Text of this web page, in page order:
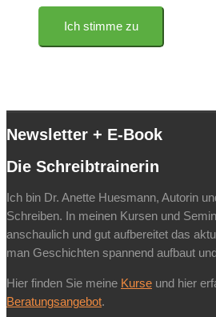
Ich stimme zu
Newsletter + E-Book
Die Schreibtrainerin
Ich bin Dr. Anette Huesmann, Autorin
Schreiben. In meinen Kursen und
anschaulich und gut aufbereitet das
man Geschichten spannend aufbaut
Hier finden Sie meine Kurse und hier
Beratungsangebot.